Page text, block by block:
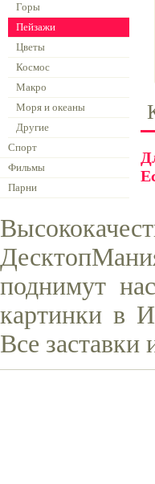
Горы
Пейзажи
Цветы
Космос
Макро
Моря и океаны
Другие
Спорт
Фильмы
Парни
поднимут
картинки в
Все заставки